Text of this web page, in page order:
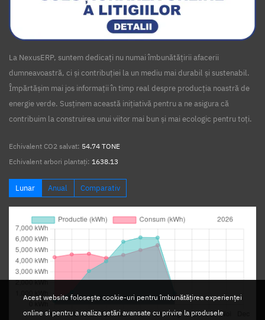
Acest website folosește cookie-uri pentru îmbunătățirea experienței
online si pentru a realiza setări avansate cu privire la produsele
La NexusERP, suntem dedicați nu numai îmbunătățirii afacerii
dumneavoastră, ci și contribuției la un mediu mai durabil și sustenabil.
Împărtășim mai jos informații în timp real despre producția noastră de
energie verde. Susținem această inițiativă pentru a ne asigura că
contribuim la construirea unui viitor mai bun și mai ecologic pentru toți.
Echivalent CO2 salvat: 54.74 TONE
Echivalent arbori plantați: 1638.13
Lunar Anual Comparativ